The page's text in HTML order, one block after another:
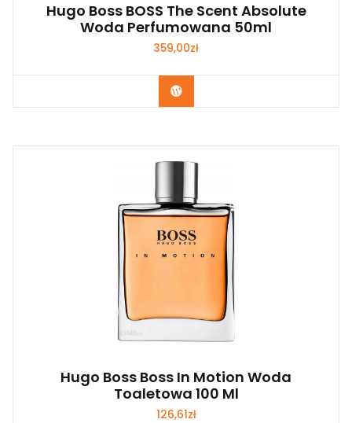
Hugo Boss BOSS The Scent Absolute
Woda Perfumowana 50ml
359,00zł
Zobacz
Hugo Boss Boss In Motion Woda
Toaletowa 100 Ml
126,61zł